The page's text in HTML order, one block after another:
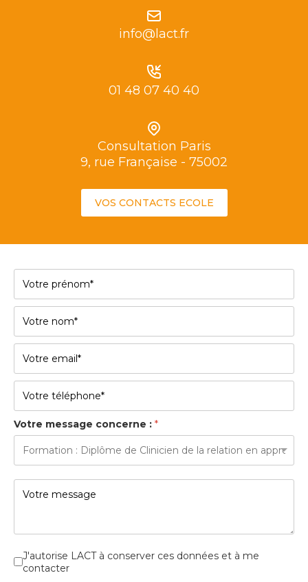
info@lact.fr
01 48 07 40 40
Consultation Paris
9, rue Française - 75002
VOS CONTACTS ECOLE
Votre message concerne : *
Cases à cocher*
J'autorise LACT à conserver ces données et à me
contacter